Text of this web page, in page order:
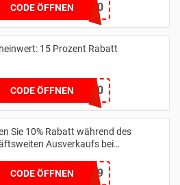
CODE ÖFFNENHELLO20
15 Prozent Rabatt
CODE ÖFFNEN CM10
Sie 10% Rabatt während des
Ausverkaufs bei
CODE ÖFFNEN
HC-JOAONUNES999